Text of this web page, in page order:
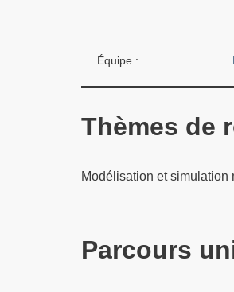
Équipe :
Thèmes de
Modélisation et simulation
Parcours